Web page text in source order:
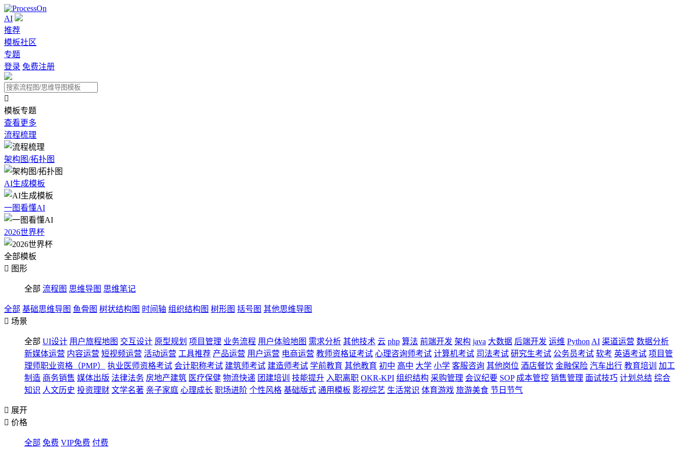
AI
推荐
模板社区
专题
登录 免费注册

模板专题
查看更多
流程梳理
架构图/拓扑图
AI生成模板
一图看懂AI
2026世界杯
全部模板
 图形
全部 流程图 思维导图 思维笔记
全部 基础思维导图 鱼骨图 树状结构图 时间轴 组织结构图 树形图 括号图 其他思维导图
 场景
全部 UI设计 用户旅程地图 交互设计 原型规划 项目管理 业务流程 用户体验地图 需求分析 其他技术 云 php 算法 前端开发 架构 java 大数据 后端开发 运维 Python AI 渠道运营 数据分析
新媒体运营 内容运营 短视频运营 活动运营 工具推荐 产品运营 用户运营 电商运营 教师资格证考试 心理咨询师考试 计算机考试 司法考试 研究生考试 公务员考试 软考 英语考试 项目管
理师职业资格（PMP）
执业医师资格考试 会计职称考试 建筑师考试 建造师考试 学前教育 其他教育 初中 高中 大学 小学 客服咨询 其他岗位 酒店餐饮 金融保险 汽车出行 教育培训
加工
制造 商务销售 媒体出版 法律法务 房地产建筑 医疗保健 物流快递 团建培训 技能提升 入职离职 OKR-KPI 组织结构 采购管理 会议纪要 SOP 成本管控 销售管理 面试技巧 计划总结 综合
知识 人文历史 投资理财 文学名著 亲子家庭 心理成长 职场进阶 个性风格 基础版式 通用模板 影视综艺 生活常识 体育游戏 旅游美食 节日节气
 展开
 价格
全部 免费 VIP免费 付费